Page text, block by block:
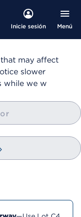
Inicie sesión Menú
may affect
slower
while we w